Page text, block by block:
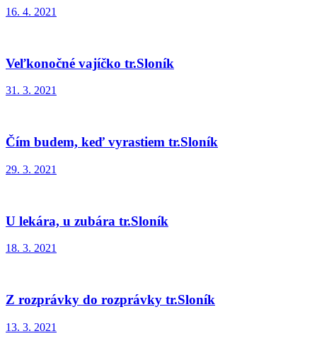
16. 4. 2021
Veľkonočné vajíčko tr.Sloník
31. 3. 2021
Čím budem, keď vyrastiem tr.Sloník
29. 3. 2021
U lekára, u zubára tr.Sloník
18. 3. 2021
Z rozprávky do rozprávky tr.Sloník
13. 3. 2021